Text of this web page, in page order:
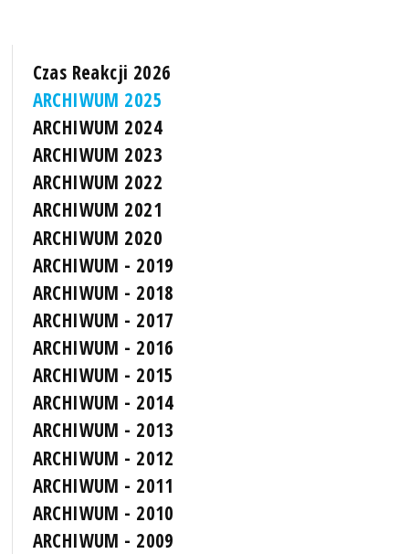
Czas Reakcji 2026
ARCHIWUM 2025
ARCHIWUM 2024
ARCHIWUM 2023
ARCHIWUM 2022
ARCHIWUM 2021
ARCHIWUM 2020
ARCHIWUM - 2019
ARCHIWUM - 2018
ARCHIWUM - 2017
ARCHIWUM - 2016
ARCHIWUM - 2015
ARCHIWUM - 2014
ARCHIWUM - 2013
ARCHIWUM - 2012
ARCHIWUM - 2011
ARCHIWUM - 2010
ARCHIWUM - 2009